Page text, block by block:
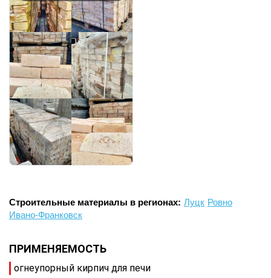
Строительные материалы в регионах: Луцк Ровно
Ивано-Франковск
ПРИМЕНЯЕМОСТЬ
огнеупорный кирпич для печи